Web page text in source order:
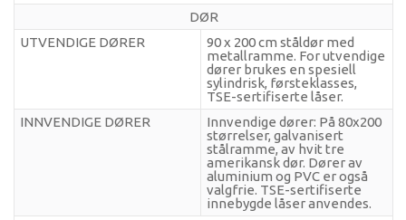
DØR
UTVENDIGE DØRER
90 x 200 cm ståldør med
metallramme. For utvendige
dører brukes en spesiell
sylindrisk, førsteklasses,
TSE-sertifiserte låser.
INNVENDIGE DØRER
Innvendige dører: På 80x200
størrelser, galvanisert
stålramme, av hvit tre
amerikansk dør. Dører av
aluminium og PVC er også
valgfrie. TSE-sertifiserte
innebygde låser anvendes.